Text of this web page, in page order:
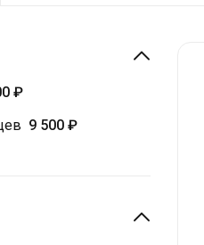
₽
9 500 ₽